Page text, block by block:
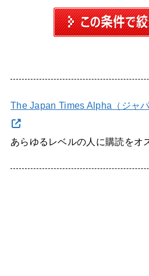
The Japan Times Alpha（ジャ
あらゆるレベルの人に購読をオ